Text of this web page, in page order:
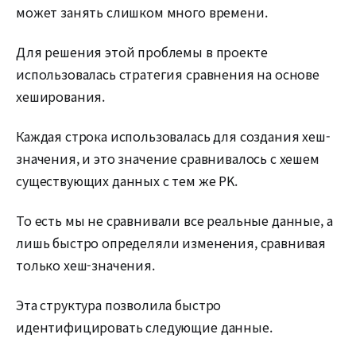
может занять слишком много времени.
Для решения этой проблемы в проекте
использовалась стратегия сравнения на основе
хеширования.
Каждая строка использовалась для создания хеш-
значения, и это значение сравнивалось с хешем
существующих данных с тем же PK.
То есть мы не сравнивали все реальные данные, а
лишь быстро определяли изменения, сравнивая
только хеш-значения.
Эта структура позволила быстро
идентифицировать следующие данные.